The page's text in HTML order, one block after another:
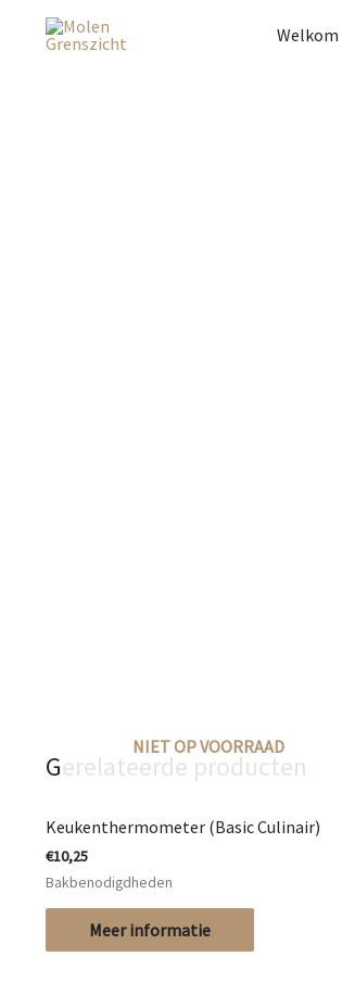
Welkom
Gerelateerde producten
NIET OP VOORRAAD
Keukenthermometer (Basic Culinair)
€10,25
Bakbenodigdheden
Meer informatie